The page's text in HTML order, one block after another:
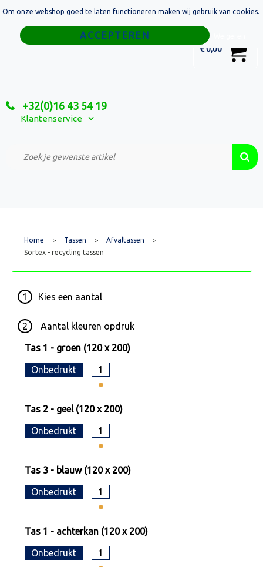
€ 0,00
+32(0)16 43 54 19
Klantenservice
Home
Relatiegeschenken
Custom Made Projecten
Home > Tassen > Afvaltassen >
Sortex - recycling tassen
1 Kies een aantal
2 Aantal kleuren opdruk
Tas 1 - groen (120 x 200)
Onbedrukt 1
Tas 2 - geel (120 x 200)
Onbedrukt 1
Tas 3 - blauw (120 x 200)
Onbedrukt 1
Tas 1 - achterkan (120 x 200)
Onbedrukt 1
Om onze webshop goed te laten functioneren maken wij gebruik van cookies.